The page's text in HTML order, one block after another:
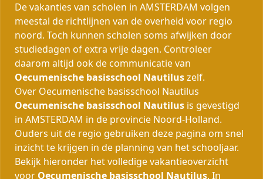
De vakanties van scholen in AMSTERDAM volgen
meestal de richtlijnen van de overheid voor regio
noord. Toch kunnen scholen soms afwijken door
studiedagen of extra vrije dagen. Controleer
daarom altijd ook de communicatie van
Oecumenische basisschool Nautiluszelf.
Over Oecumenische basisschool Nautilus
Oecumenische basisschool Nautilus is gevestigd
in AMSTERDAM in de provincie Noord-Holland.
Ouders uit de regio gebruiken deze pagina om snel
inzicht te krijgen in de planning van het schooljaar.
Bekijk hieronder het volledige vakantieoverzicht
voor Oecumenische basisschool Nautilus. In